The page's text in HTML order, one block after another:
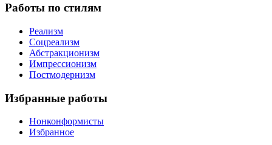
Работы по стилям
Реализм
Соцреализм
Абстракционизм
Импрессионизм
Постмодернизм
Избранные работы
Нонконформисты
Избранное